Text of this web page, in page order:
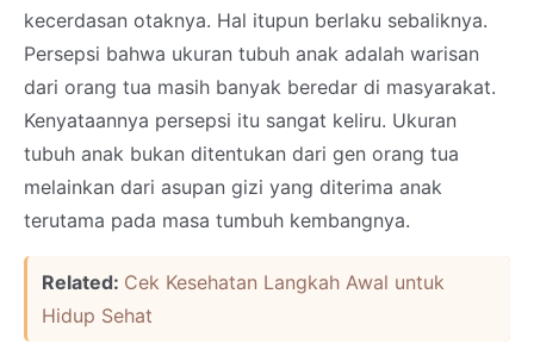
kecerdasan otaknya. Hal itupun berlaku sebaliknya.
Persepsi bahwa ukuran tubuh anak adalah warisan
dari orang tua masih banyak beredar di masyarakat.
Kenyataannya persepsi itu sangat keliru. Ukuran
tubuh anak bukan ditentukan dari gen orang tua
melainkan dari asupan gizi yang diterima anak
terutama pada masa tumbuh kembangnya.
Related: Cek Kesehatan Langkah Awal untuk
Hidup Sehat